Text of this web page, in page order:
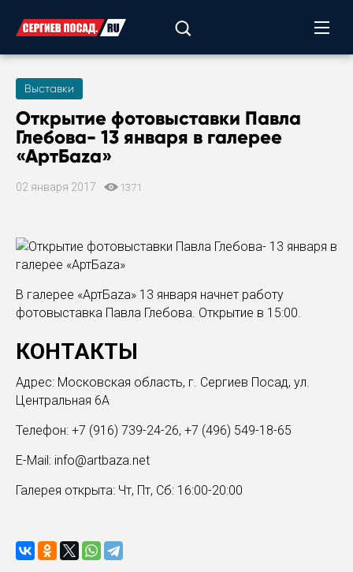
Выставки
Открытие фотовыставки Павла
Глебова- 13 января в галерее
«АртБаzа»
02 января 2017 1371
В галерее «АртБаzа» 13 января начнет работу
фотовыставка Павла Глебова. Открытие в 15:00.
КОНТАКТЫ
Адрес: Московская область, г. Сергиев Посад, ул.
Центральная 6А
Телефон: +7 (916) 739-24-26, +7 (496) 549-18-65
E-Mail: info@artbaza.net
Галерея открыта: Чт, Пт, Сб: 16:00-20:00